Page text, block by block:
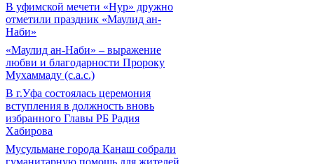
В уфимской мечети «Нур» дружно
отметили праздник «Маулид ан-
Наби»
«Маулид ан-Наби» – выражение
любви и благодарности Пророку
Мухаммаду (с.а.с.)
В г.Уфа состоялась церемония
вступления в должность вновь
избранного Главы РБ Радия
Хабирова
Мусульмане города Канаш собрали
гуманитарную помощь для жителей